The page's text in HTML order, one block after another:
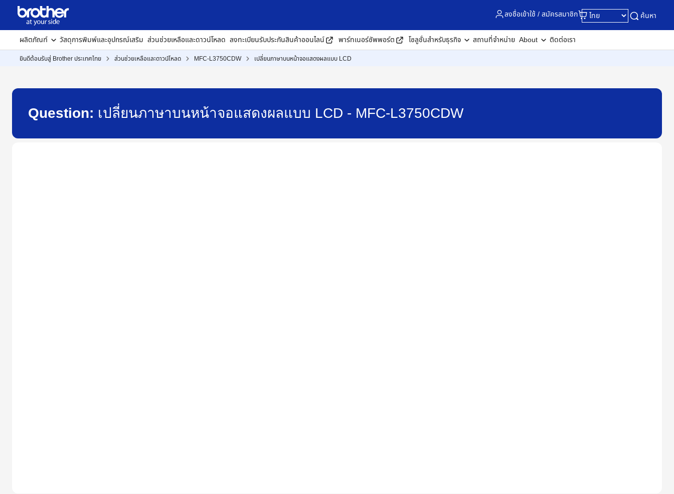
ลงชื่อเข้าใช้ / สมัครสมาชิก ค้นหา
ผลิตภัณฑ์ วัสดุการพิมพ์และอุปกรณ์เสริม ส่วนช่วยเหลือและดาวน์โหลด ลงทะเบียนรับประกันสินค้าออนไลน์ พาร์ทเนอร์ซัพพอร์ต โซลูชั่นสำหรับธุรกิจ สถานที่จำหน่าย About ติดต่อเรา
ยินดีต้อนรับสู่ Brother ประเทศไทย ส่วนช่วยเหลือและดาวน์โหลด MFC-L3750CDW เปลี่ยนภาษาบนหน้าจอแสดงผลแบบ LCD
Question: เปลี่ยนภาษาบนหน้าจอแสดงผลแบบ LCD - MFC-L3750CDW